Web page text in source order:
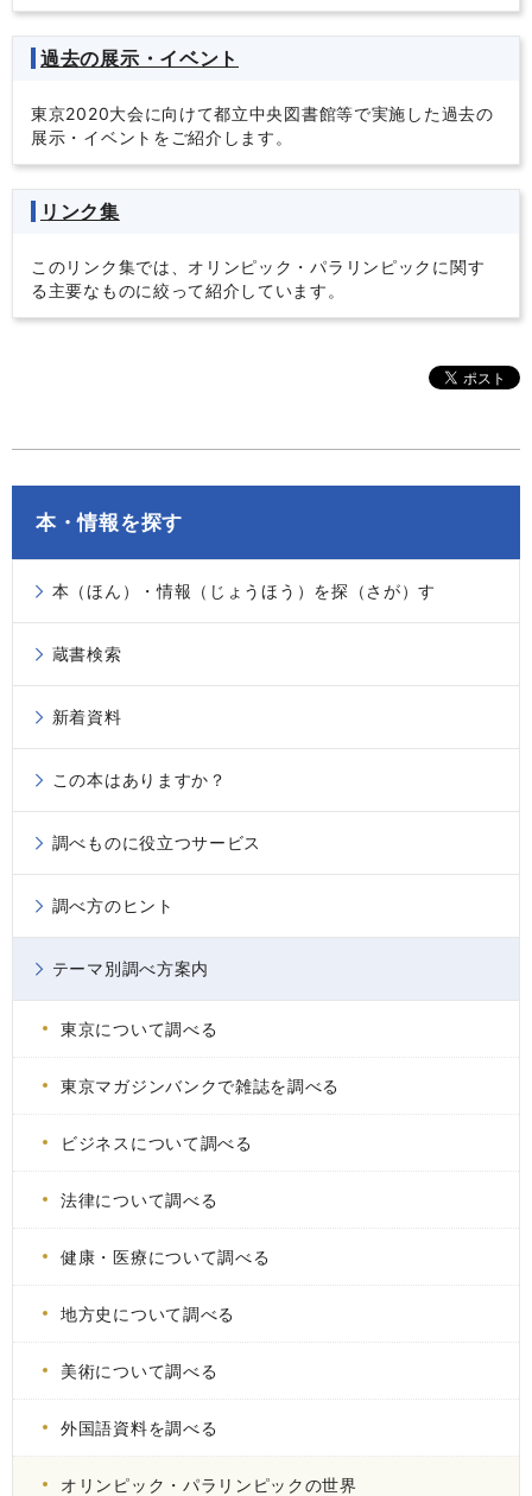
過去の展示・イベント
東京2020大会に向けて都立中央図書館等で実施した過去の
展示・イベントをご紹介します。
リンク集
このリンク集では、オリンピック・パラリンピックに関す
る主要なものに絞って紹介しています。
本・情報を探す
本（ほん）・情報（じょうほう）を探（さが）す
蔵書検索
新着資料
この本はありますか？
調べものに役立つサービス
調べ方のヒント
テーマ別調べ方案内
東京について調べる
東京マガジンバンクで雑誌を調べる
ビジネスについて調べる
法律について調べる
健康・医療について調べる
地方史について調べる
美術について調べる
外国語資料を調べる
オリンピック・パラリンピックの世界